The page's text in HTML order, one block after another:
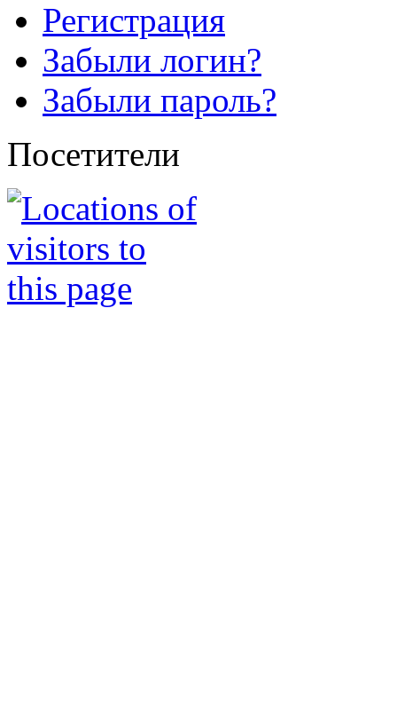
Регистрация
Забыли логин?
Забыли пароль?
Посетители